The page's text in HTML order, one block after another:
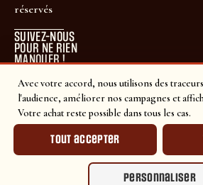
Avec votre accord, nous utilisons des
l'audience, améliorer nos campagnes et
Votre achat reste possible dans tous les cas.
Tout accepter
Personnaliser
réservés
SUIVEZ-NOUS
POUR NE RIEN
MANQUER !